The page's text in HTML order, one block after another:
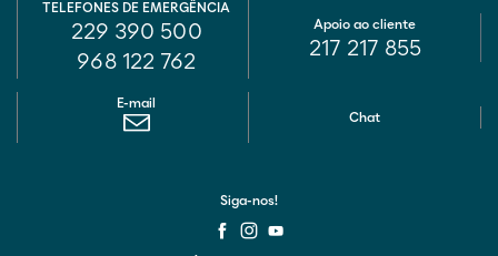
TELEFONES DE EMERGÊNCIA
229 390 500
968 122 762
E-mail
Chat
Apoio ao cliente
217 217 855
Siga-nos!